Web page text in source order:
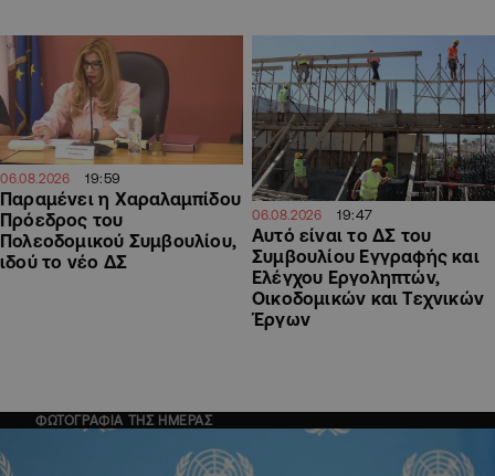
06.08.2026 19:59
Παραμένει η Χαραλαμπίδου
Πρόεδρος του
Πολεοδομικού Συμβουλίου,
ιδού το νέο ΔΣ
06.08.2026 19:47
Αυτό είναι το ΔΣ του
Συμβουλίου Εγγραφής και
Ελέγχου Εργοληπτών,
Οικοδομικών και Τεχνικών
Έργων
ΦΩΤΟΓΡΑΦΙΑ ΤΗΣ ΗΜΕΡΑΣ